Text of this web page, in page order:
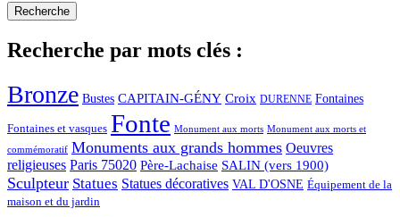
Recherche par mots clés :
Bronze Bustes CAPITAIN-GÉNY Croix DURENNE Fontaines
Fontaines et vasques Fonte Monument aux morts Monument aux morts et
commémoratif Monuments aux grands hommes Oeuvres
religieuses Paris 75020 Père-Lachaise SALIN (vers 1900)
Sculpteur Statues Statues décoratives VAL D'OSNE Équipement de la
maison et du jardin